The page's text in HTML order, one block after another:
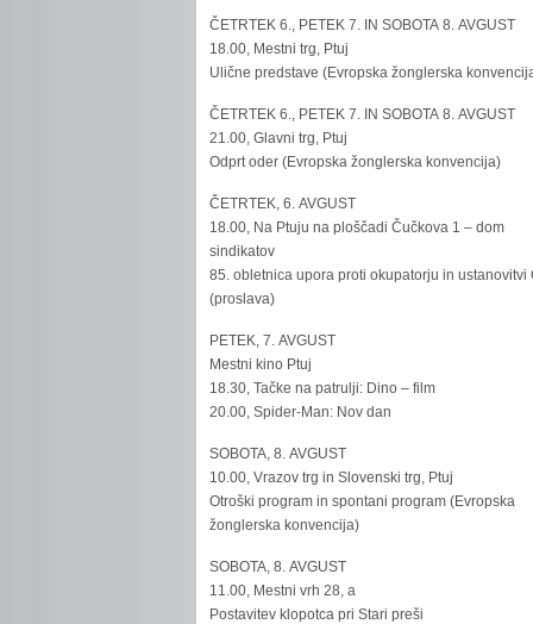
ČETRTEK 6., PETEK 7. IN SOBOTA 8. AVGUST
18.00, Mestni trg, Ptuj
Ulične predstave (Evropska žonglerska
ČETRTEK 6., PETEK 7. IN SOBOTA 8. AVGUST
21.00, Glavni trg, Ptuj
Odprt oder (Evropska žonglerska konvencija)
ČETRTEK, 6. AVGUST
18.00, Na Ptuju na ploščadi Čučkova 1 – dom
sindikatov
85. obletnica upora proti okupatorju in ustanovitvi
(proslava)
PETEK, 7. AVGUST
Mestni kino Ptuj
18.30, Tačke na patrulji: Dino – film
20.00, Spider-Man: Nov dan
SOBOTA, 8. AVGUST
10.00, Vrazov trg in Slovenski trg, Ptuj
Otroški program in spontani program (Evropska
žonglerska konvencija)
SOBOTA, 8. AVGUST
11.00, Mestni vrh 28, a
Postavitev klopotca pri Stari preši